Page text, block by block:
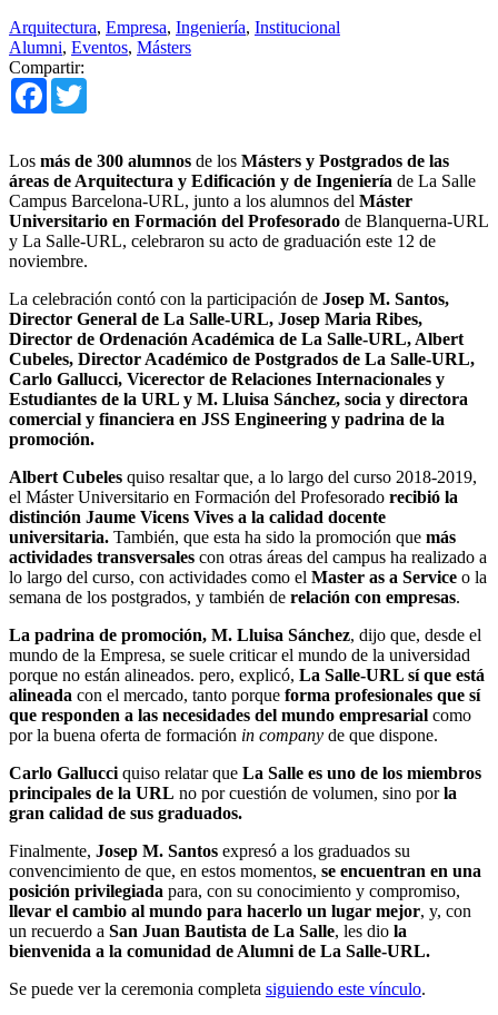
Arquitectura, Empresa, Ingeniería, Institucional
Alumni, Eventos, Másters
Compartir:
Facebook
Los más de 300 alumnos de los Másters y Postgrados de las
áreas de Arquitectura y Edificación y de Ingeniería de La Salle
Campus Barcelona-URL, junto a los alumnos del Máster
Universitario en Formación del Profesorado de Blanquerna-URL
y La Salle-URL, celebraron su acto de graduación este 12 de
noviembre.
La celebración contó con la participación de Josep M. Santos,
Director General de La Salle-URL, Josep Maria Ribes,
Director de Ordenación Académica de La Salle-URL, Albert
Cubeles, Director Académico de Postgrados de La Salle-URL,
Carlo Gallucci, Vicerector de Relaciones Internacionales y
Estudiantes de la URL y M. Lluisa Sánchez, socia y directora
comercial y financiera en JSS Engineering y padrina de la
promoción.
Albert Cubeles quiso resaltar que, a lo largo del curso 2018-2019,
el Máster Universitario en Formación del Profesorado recibió la
distinción Jaume Vicens Vives a la calidad docente
universitaria. También, que esta ha sido la promoción que más
actividades transversales con otras áreas del campus ha realizado a
lo largo del curso, con actividades como el Master as a Service o la
semana de los postgrados, y también de relación con empresas.
La padrina de promoción, M. Lluisa Sánchez, dijo que, desde el
mundo de la Empresa, se suele criticar el mundo de la universidad
porque no están alineados. pero, explicó, La Salle-URL sí que está
alineada con el mercado, tanto porque forma profesionales que sí
que responden a las necesidades del mundo empresarial como
por la buena oferta de formación in company de que dispone.
Carlo Gallucci quiso relatar que La Salle es uno de los miembros
principales de la URL no por cuestión de volumen, sino porla
gran calidad de sus graduados.
Finalmente, Josep M. Santos expresó a los graduados su
convencimiento de que, en estos momentos, se encuentran en una
posición privilegiada para, con su conocimiento y compromiso,
llevar el cambio al mundo para hacerlo un lugar mejor, y, con
un recuerdo a San Juan Bautista de La Salle, les dio la
bienvenida a la comunidad de Alumni de La Salle-URL.
Se puede ver la ceremonia completa siguiendo este vínculo.